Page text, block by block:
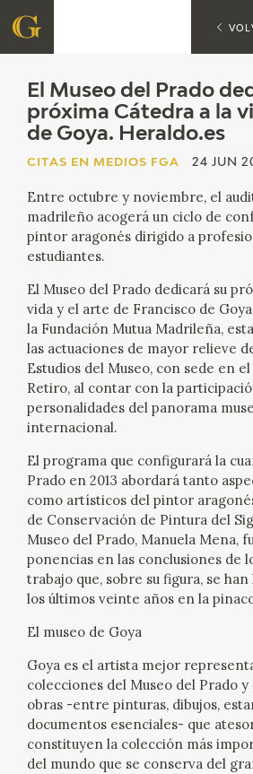
FUNDACIÓN
QUIENES SOMOS
ACCIÓN CORPORATIVA
CONTACTO
PROGRAMACIÓN
EXPOSICIONES
ACTIVIDADES
ACTUALIDAD
SALA DE PRENSA
BLOG CUADERNO ITALIANO
CRONOLOGÍA
El Museo del Prado
próxima Cátedra a la
de Goya. Heraldo.es
CITAS EN MEDIOS FGA 24 JUN
Entre octubre y noviembre, el
madrileño acogerá un ciclo de
pintor aragonés dirigido a
estudiantes.
El Museo del Prado dedicará su
vida y el arte de Francisco de
la Fundación Mutua Madrileña,
las actuaciones de mayor relieve
Estudios del Museo, con sede en
Retiro, al contar con la
personalidades del panorama
internacional.
El programa que configurará la
Prado en 2013 abordará tanto
como artísticos del pintor
de Conservación de Pintura del
Museo del Prado, Manuela Mena,
ponencias en las conclusiones de
trabajo que, sobre su figura, se
los últimos veinte años en la
El museo de Goya
Goya es el artista mejor
colecciones del Museo del Prado y
obras -entre pinturas, dibujos,
documentos esenciales- que
constituyen la colección más
del mundo que se conserva del